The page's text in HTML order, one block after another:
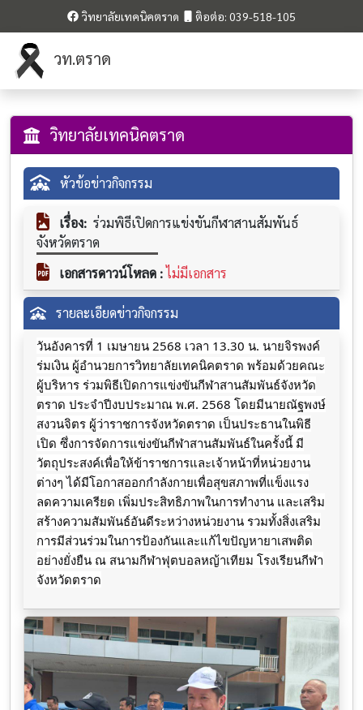
วิทยาลัยเทคนิคตราด ติอต่อ: 039-518-105
วท.ตราด
วิทยาลัยเทคนิคตราด
หัวข้อข่าวกิจกรรม
เรื่อง: ร่วมพิธีเปิดการแข่งขันกีฬาสานสัมพันธ์
จังหวัดตราด
เอกสารดาวน์โหลด : ไม่มีเอกสาร
รายละเอียดข่าวกิจกรรม
วันอังคารที่ 1 เมษายน 2568 เวลา 13.30 น. นายจิรพงค์
ร่มเงิน ผู้อำนวยการวิทยาลัยเทคนิคตราด พร้อมด้วยคณะ
ผู้บริหาร ร่วมพิธีเปิดการแข่งขันกีฬาสานสัมพันธ์จังหวัด
ตราด ประจำปีงบประมาณ พ.ศ. 2568 โดยมีนายณัฐพงษ์
สงวนจิตร ผู้ว่าราชการจังหวัดตราด เป็นประธานในพิธี
เปิด ซึ่งการจัดการแข่งขันกีฬาสานสัมพันธ์ในครั้งนี้ มี
วัตถุประสงค์เพื่อให้ข้าราชการและเจ้าหน้าที่หน่วยงาน
ต่างๆ ได้มีโอกาสออกกำลังกายเพื่อสุขสภาพที่แข็งแรง
ลดความเครียด เพิ่มประสิทธิภาพในการทำงาน และเสริม
สร้างความสัมพันธ์อันดีระหว่างหน่วยงาน รวมทั้งสิ่งเสริม
การมีส่วนร่วมในการป้องกันและแก้ไขปัญหายาเสพติด
อย่างยั่งยืน ณ สนามกีฬาฟุตบอลหญ้าเทียม โรงเรียนกีฬา
จังหวัดตราด